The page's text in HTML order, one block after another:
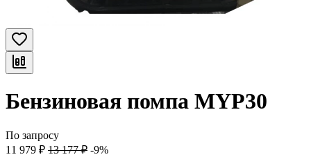
Бензиновая помпа MYP30
По запросу
11 979 ₽ 13 177 ₽ -9%